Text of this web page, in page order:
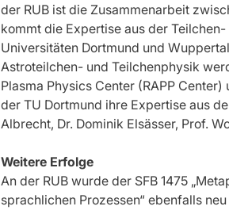
der RUB ist die Zusammenarbeit
kommt die Expertise aus der
Universitäten Dortmund und
Astroteilchen- und Teilchenphysik
Plasma Physics Center (RAPP
der TU Dortmund ihre Expertise aus
Albrecht, Dr. Dominik Elsässer, Prof.
Weitere Erfolge
An der RUB wurde der SFB 1475
sprachlichen Prozessen“ ebenfalls